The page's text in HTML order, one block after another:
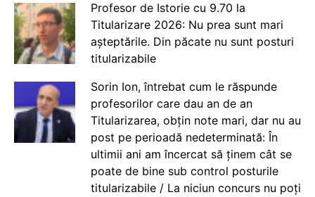
Profesor de Istorie cu 9.70 la
Titularizare 2026: Nu prea sunt mari
așteptările. Din păcate nu sunt posturi
titularizabile
Sorin Ion, întrebat cum le răspunde
profesorilor care dau an de an
Titularizarea, obțin note mari, dar nu au
post pe perioadă nedeterminată: În
ultimii ani am încercat să ținem cât se
poate de bine sub control posturile
titularizabile / La niciun concurs nu poți